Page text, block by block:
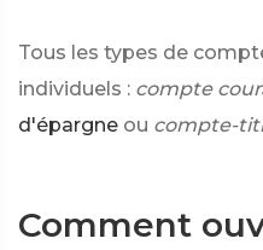
Tous les types de
individuels : compte
d'épargne ou compte-
Comment